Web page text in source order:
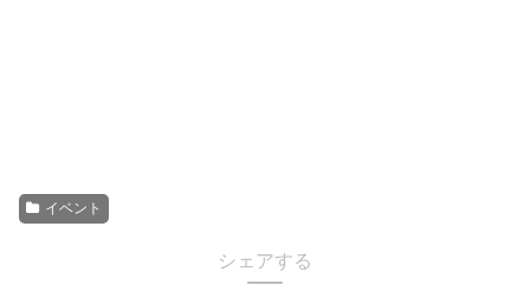
イベント
シェアする